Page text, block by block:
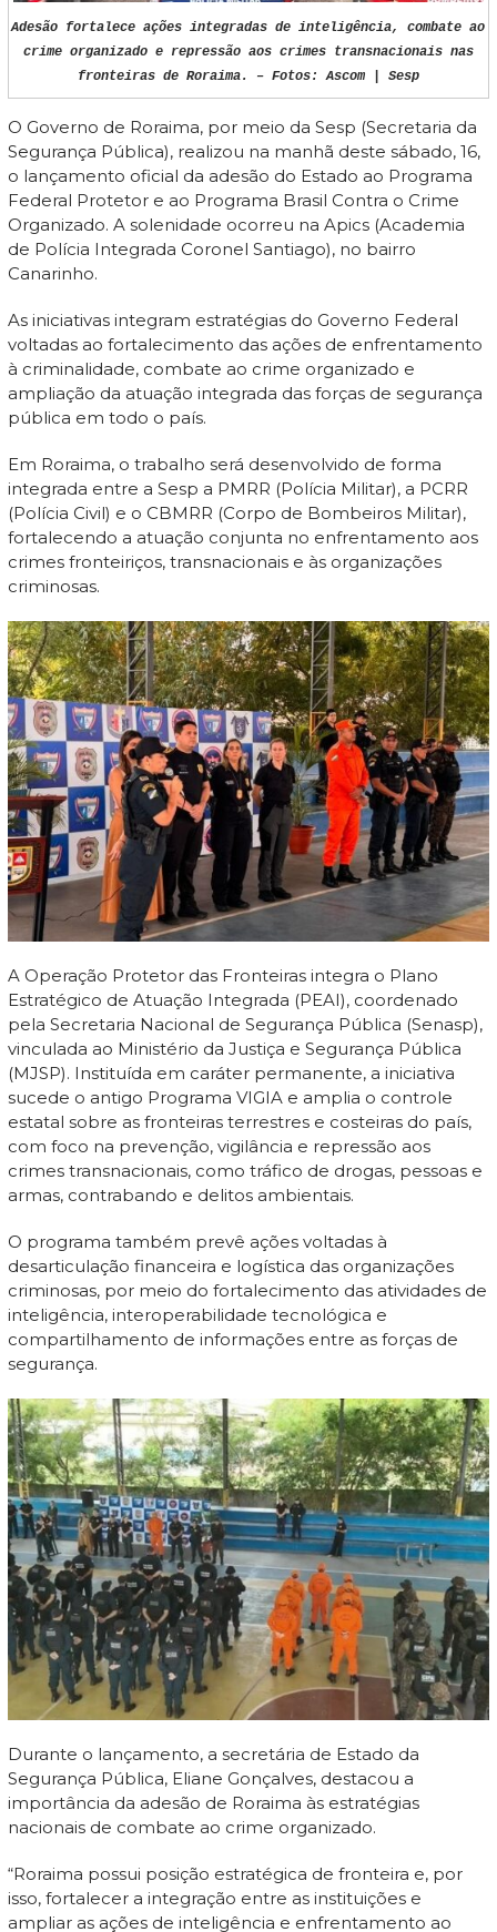
Adesão fortalece ações integradas de inteligência, combate ao
crime organizado e repressão aos crimes transnacionais nas
fronteiras de Roraima. – Fotos: Ascom | Sesp
O Governo de Roraima, por meio da Sesp (Secretaria da
Segurança Pública), realizou na manhã deste sábado, 16,
o lançamento oficial da adesão do Estado ao Programa
Federal Protetor e ao Programa Brasil Contra o Crime
Organizado. A solenidade ocorreu na Apics (Academia
de Polícia Integrada Coronel Santiago), no bairro
Canarinho.
As iniciativas integram estratégias do Governo Federal
voltadas ao fortalecimento das ações de enfrentamento
à criminalidade, combate ao crime organizado e
ampliação da atuação integrada das forças de segurança
pública em todo o país.
Em Roraima, o trabalho será desenvolvido de forma
integrada entre a Sesp a PMRR (Polícia Militar), a PCRR
(Polícia Civil) e o CBMRR (Corpo de Bombeiros Militar),
fortalecendo a atuação conjunta no enfrentamento aos
crimes fronteiriços, transnacionais e às organizações
criminosas.
A Operação Protetor das Fronteiras integra o Plano
Estratégico de Atuação Integrada (PEAI), coordenado
pela Secretaria Nacional de Segurança Pública (Senasp),
vinculada ao Ministério da Justiça e Segurança Pública
(MJSP). Instituída em caráter permanente, a iniciativa
sucede o antigo Programa VIGIA e amplia o controle
estatal sobre as fronteiras terrestres e costeiras do país,
com foco na prevenção, vigilância e repressão aos
crimes transnacionais, como tráfico de drogas, pessoas e
armas, contrabando e delitos ambientais.
O programa também prevê ações voltadas à
desarticulação financeira e logística das organizações
criminosas, por meio do fortalecimento das atividades de
inteligência, interoperabilidade tecnológica e
compartilhamento de informações entre as forças de
segurança.
Durante o lançamento, a secretária de Estado da
Segurança Pública, Eliane Gonçalves, destacou a
importância da adesão de Roraima às estratégias
nacionais de combate ao crime organizado.
“Roraima possui posição estratégica de fronteira e, por
isso, fortalecer a integração entre as instituições e
ampliar as ações de inteligência e enfrentamento ao